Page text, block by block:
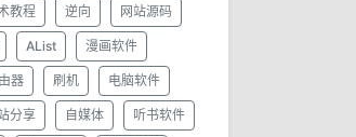
教程 逆向 网站源码
AList 漫画软件
器 刷机 电脑软件
分享 自媒体 听书软件